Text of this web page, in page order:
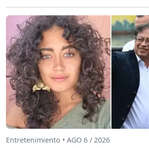
Entretenimiento • AGO 6 / 2026